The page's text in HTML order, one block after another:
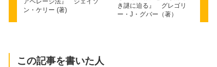
ン・ケリー (著)
き謎に迫る』 グレゴリ
ー・J・グバー（著）
この記事を書いた人